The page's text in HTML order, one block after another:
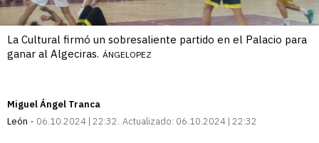
La Cultural firmó un sobresaliente partido en el Palacio para
ganar al Algeciras. ÁNGELOPEZ
Miguel Ángel Tranca
León
06.10.2024 | 22:32 Actualizado: 06.10.2024 | 22:32